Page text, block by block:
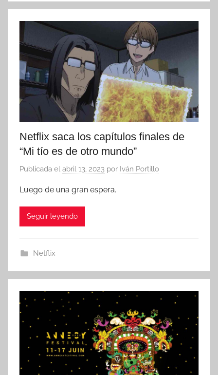
Netflix saca los capítulos finales de
“Mi tío es de otro mundo”
Publicada el abril 13, 2023 por Iván Portillo
Luego de una gran espera.
Seguir leyendo
Netflix